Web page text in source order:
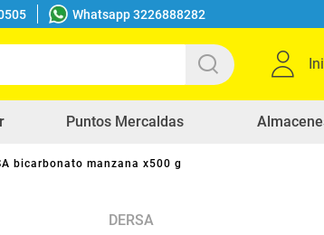
Whatsapp 3226888282
Puntos Mercaldas
bicarbonato manzana x500 g
DERSA